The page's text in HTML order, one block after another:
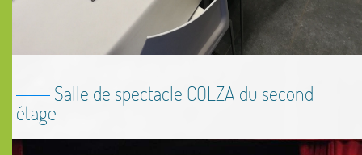
Salle de spectacle COLZA du second
étage